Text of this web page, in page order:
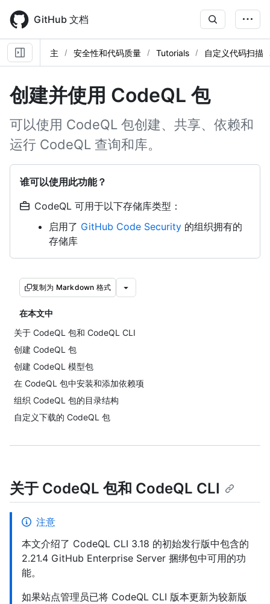
main
content
GitHub 文档
主 安全性和代码质量 Tutorials 自定义代码扫描
创建并使用 CodeQL 包
可以使用 CodeQL 包创建、共享、依赖和
运行 CodeQL 查询和库。
谁可以使用此功能？
CodeQL 可用于以下存储库类型：
启用了 GitHub Code Security 的组织拥有的
存储库
复制为 Markdown 格式
在本文中
关于 CodeQL 包和 CodeQL CLI
创建 CodeQL 包
创建 CodeQL 模型包
在 CodeQL 包中安装和添加依赖项
组织 CodeQL 包的目录结构
自定义下载的 CodeQL 包
关于 CodeQL 包和 CodeQL CLI
注意
本文介绍了 CodeQL CLI 3.18 的初始发行版中包含的
2.21.4 GitHub Enterprise Server 捆绑包中可用的功
能。
如果站点管理员已将 CodeQL CLI 版本更新为较新版